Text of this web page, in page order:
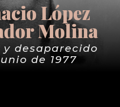
López
Molina
y desaparecido
de 1977